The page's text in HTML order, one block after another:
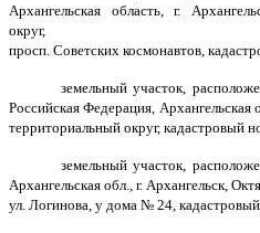
Архангельская область, г.
округ,
просп. Советских космонавтов,
земельный участок,
Российская Федерация, Архангельская
территориальный округ, кадастровый
земельный участок,
Архангельская обл., г. Архангельск,
ул. Логинова, у дома № 24,